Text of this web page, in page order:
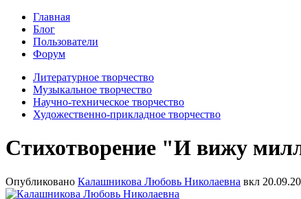
Главная
Блог
Пользователи
Форум
Литературное творчество
Музыкальное творчество
Научно-техническое творчество
Художественно-прикладное творчество
Стихотворение "И вижу
Опубликовано Калашникова Любовь Николаевна вкл